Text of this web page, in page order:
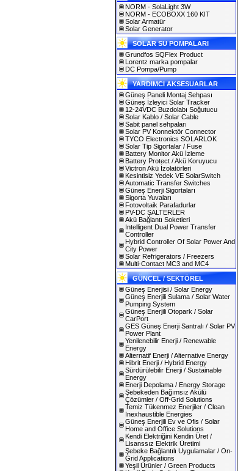
NORM - SolaLight 3W
NORM - ECOBOXX 160 KIT
Solar Armatür
Solar Generator
SOLAR SU POMPALARI
Grundfos SQFlex Product
Lorentz marka pompalar
DC Pompa/Pump
YARDIMCI AKSESUARLAR
Güneş Paneli Montaj Sehpası
Güneş İzleyici Solar Tracker
12-24VDC Buzdolabı Soğutucu
Solar Kablo / Solar Cable
Sabit panel sehpaları
Solar PV Konnektör Connector
TYCO Electronics SOLARLOK
Solar Tip Sigortalar / Fuse
Battery Monitor Akü İzleme
Battery Protect / Akü Koruyucu
Victron Akü İzolatörleri
Kesintisiz Yedek VE SolarSwitch
Automatic Transfer Switches
Güneş Enerji Sigortaları
Sigorta Yuvaları
Fotovoltaik Parafadurlar
PV-DC ŞALTERLER
Akü Bağlantı Soketleri
Intelligent Dual Power Transfer
Controller
Hybrid Controller Of Solar Power And
City Power
Solar Refrigerators / Freezers
Multi-Contact MC3 and MC4
GÜNCEL / SEKTÖREL
Güneş Enerjisi / Solar Energy
Güneş Enerjili Sulama / Solar Water
Pumping System
Güneş Enerjili Otopark / Solar
CarPort
GES Güneş Enerji Santralı / Solar PV
Power Plant
Yenilenebilir Enerji / Renewable
Energy
Alternatif Enerji / Alternative Energy
Hibrit Enerji / Hybrid Energy
Sürdürülebilir Enerji / Sustainable
Energy
Enerji Depolama / Energy Storage
Şebekeden Bağımsız Akülü
Çözümler / Off-Grid Solutions
Temiz Tükenmez Enerjiler / Clean
Inexhaustible Energies
Güneş Enerjili Ev ve Ofis / Solar
Home and Office Solutions
Kendi Elektriğini Kendin Üret /
Lisanssız Elektrik Üretimi
Şebeke Bağlantılı Uygulamalar / On-
Grid Applications
Yeşil Ürünler / Green Products